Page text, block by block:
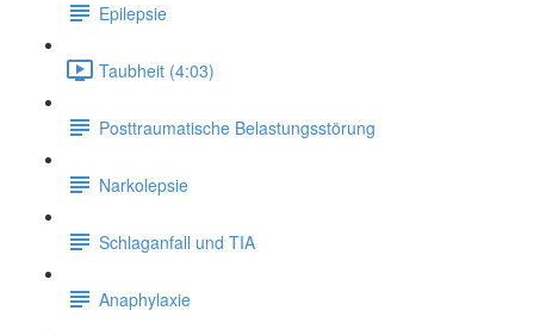
Epilepsie
Taubheit (4:03)
Posttraumatische Belastungsstörung
Narkolepsie
Schlaganfall und TIA
Anaphylaxie